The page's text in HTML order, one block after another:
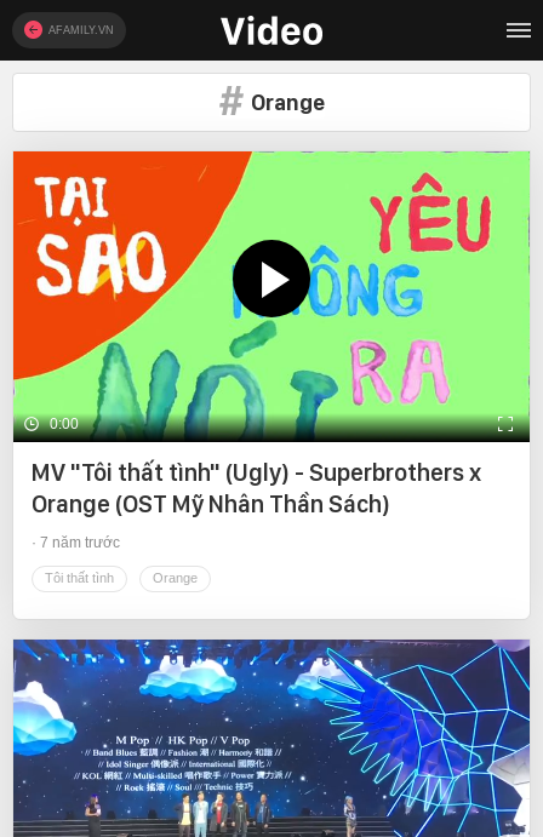
AFAMILY.VN
Orange
0:00
MV "Tôi thất tình" (Ugly) - Superbrothers x
Orange (OST Mỹ Nhân Thần Sách)
7 năm trước
Tôi thất tình Orange